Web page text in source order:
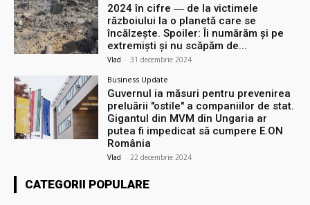
2024 în cifre ― de la victimele
războiului la o planetă care se
încălzește. Spoiler: Îi numărăm și pe
extremiști și nu scăpăm de...
Vlad - 31 decembrie 2024
Business Update
Guvernul ia măsuri pentru prevenirea
preluării ″ostile″ a companiilor de stat.
Gigantul din MVM din Ungaria ar
putea fi impedicat să cumpere E.ON
România
Vlad - 22 decembrie 2024
CATEGORII POPULARE